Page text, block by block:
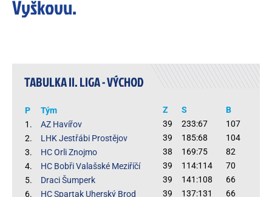
Vyškovu.
TABULKA II. LIGA - VÝCHOD
P Tým Z S
B
1.
AZ Havířov 39 233:67
107
2.
LHK Jestřábi Prostějov 39 185:68
104
3.
HC Orli Znojmo 38 169:75
82
4.
HC Bobři Valašské Meziříčí 39 114:114
70
5.
Draci Šumperk 39 141:108
66
6.
HC Spartak Uherský Brod 39 137:131
66